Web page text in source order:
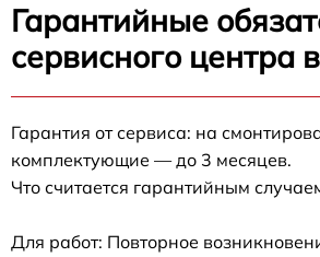
Гарантийные
сервисного центра
Гарантия от сервиса: на
комплектующие — до 3 месяцев.
Что считается гарантийным
Для работ: Повторное